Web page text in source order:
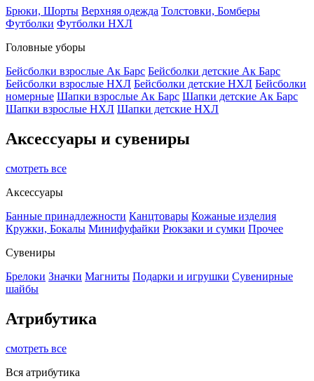
Брюки, Шорты Верхняя одежда Толстовки, Бомберы
Футболки Футболки НХЛ
Головные уборы
Бейсболки взрослые Ак Барс Бейсболки детские Ак Барс
Бейсболки взрослые НХЛ Бейсболки детские НХЛ Бейсболки
номерные Шапки взрослые Ак Барс Шапки детские Ак Барс
Шапки взрослые НХЛ Шапки детские НХЛ
Аксессуары и сувениры
смотреть все
Аксессуары
Банные принадлежности Канцтовары Кожаные изделия
Кружки, Бокалы Минифуфайки Рюкзаки и сумки Прочее
Сувениры
Брелоки Значки Магниты Подарки и игрушки Сувенирные
шайбы
Атрибутика
смотреть все
Вся атрибутика